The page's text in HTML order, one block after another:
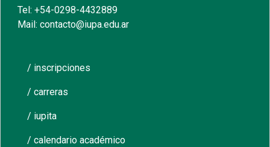
Tel: +54-0298-4432889
Mail: contacto@iupa.edu.ar
/ inscripciones
/ carreras
/ iupita
/ calendario académico